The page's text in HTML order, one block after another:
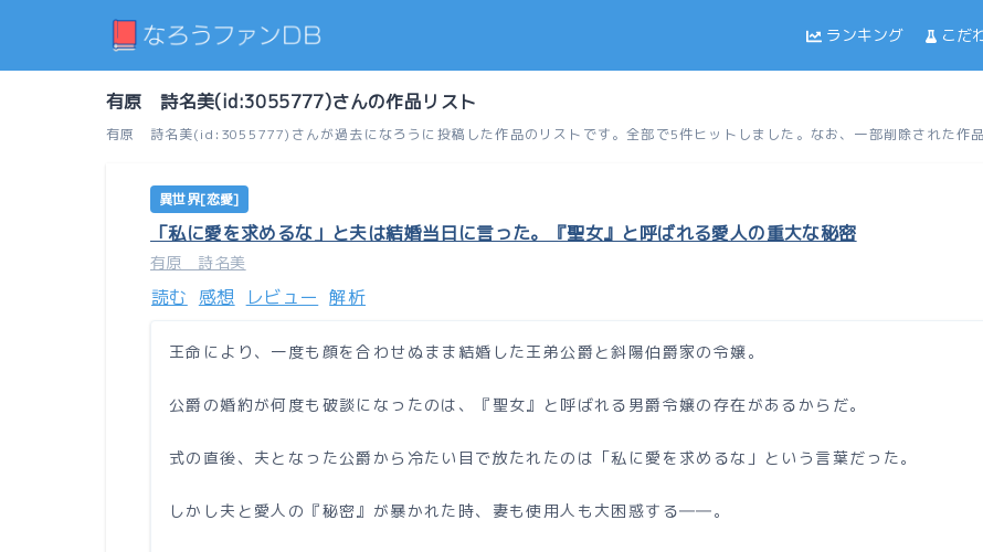
ランキング こだ
有原 詩名美(id:3055777)さんの作品リスト
有原 詩名美(id:3055777)さんが過去になろうに投稿した作品のリストです。全部で5件ヒットしました。なお、一部削除された作品
異世界[恋愛]
「私に愛を求めるな」と夫は結婚当日に言った。『聖女』と呼ばれる愛人の重大な秘密
有原 詩名美
読む 感想 レビュー 解析
王命により、一度も顔を合わせぬまま結婚した王弟公爵と斜陽伯爵家の令嬢。
公爵の婚約が何度も破談になったのは、『聖女』と呼ばれる男爵令嬢の存在があるからだ。
式の直後、夫となった公爵から冷たい目で放たれたのは「私に愛を求めるな」という言葉だった。
しかし夫と愛人の『秘密』が暴かれた時、妻も使用人も大困惑する――。